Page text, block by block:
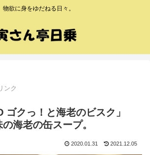
物欲に身をゆだねる日々。
ンク
ゴクっ！と海老のビスク」
海老の缶スープ。
2020.01.31 2021.12.05